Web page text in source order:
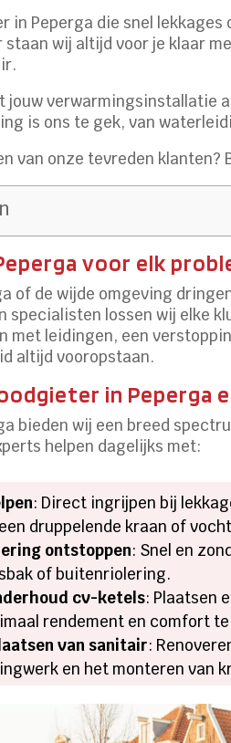
in Peperga die snel
wij altijd voor je klaar
jouw verwarmingsinstallatie
is ons te gek, van
van onze tevreden klanten?
voor elk
of de wijde omgeving
specialisten lossen wij elke
met leidingen, een
altijd vooropstaan.
in Peperga
bieden wij een breed
helpen dagelijks met:
: Direct ingrijpen bij
druppelende kraan of
ontstoppen: Snel en
of buitenriolering.
cv-ketels: Plaatsen
rendement en comfort
van sanitair:
en het monteren van